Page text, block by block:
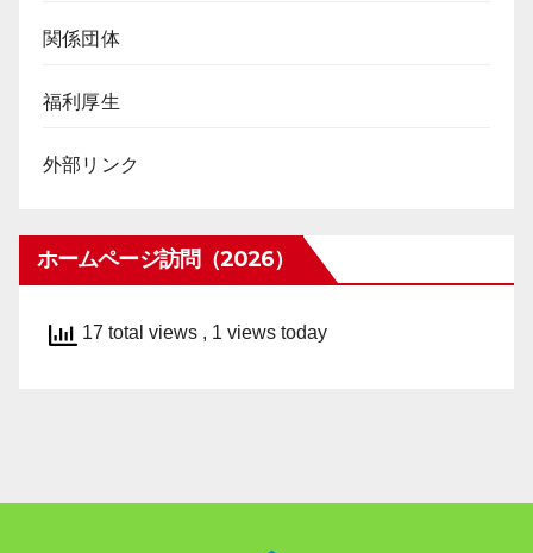
関係団体
福利厚生
外部リンク
ホームページ訪問（2026）
17 total views , 1 views today